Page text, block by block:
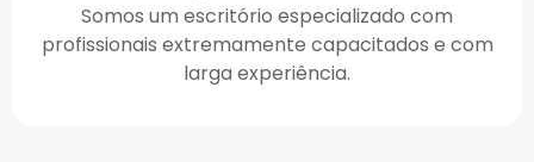
Somos um escritório especializado com
profissionais extremamente capacitados e com
larga experiência.